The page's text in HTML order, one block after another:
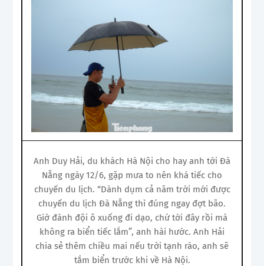
Anh Duy Hải, du khách Hà Nội cho hay anh tới Đà
Nẵng ngày 12/6, gặp mưa to nên khá tiếc cho
chuyến du lịch. “Dành dụm cả năm trời mới được
chuyến du lịch Đà Nẵng thì đúng ngay đợt bão.
Giờ đành đội ô xuống đi dạo, chứ tới đây rồi mà
không ra biển tiếc lắm”, anh hài hước. Anh Hải
chia sẻ thêm chiều mai nếu trời tạnh ráo, anh sẽ
tắm biển trước khi về Hà Nội.